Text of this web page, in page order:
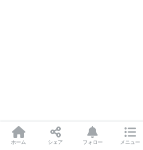
ホーム シェア フォロー メニュー